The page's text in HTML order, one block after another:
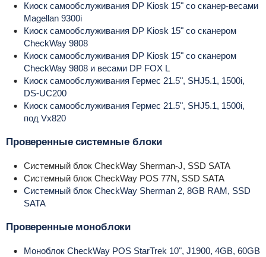
Киоск самообслуживания DP Kiosk 15" со сканер-весами
Magellan 9300i
Киоск самообслуживания DP Kiosk 15" со сканером
CheckWay 9808
Киоск самообслуживания DP Kiosk 15" со сканером
CheckWay 9808 и весами DP FOX L
Киоск самообслуживания Гермес 21.5", SHJ5.1, 1500i,
DS-UC200
Киоск самообслуживания Гермес 21.5", SHJ5.1, 1500i,
под Vx820
Проверенные системные блоки
Системный блок CheckWay Sherman-J, SSD SATA
Системный блок CheckWay POS 77N, SSD SATA
Системный блок CheckWay Sherman 2, 8GB RAM, SSD
SATA
Проверенные моноблоки
Моноблок CheckWay POS StarTrek 10", J1900, 4GB, 60GB